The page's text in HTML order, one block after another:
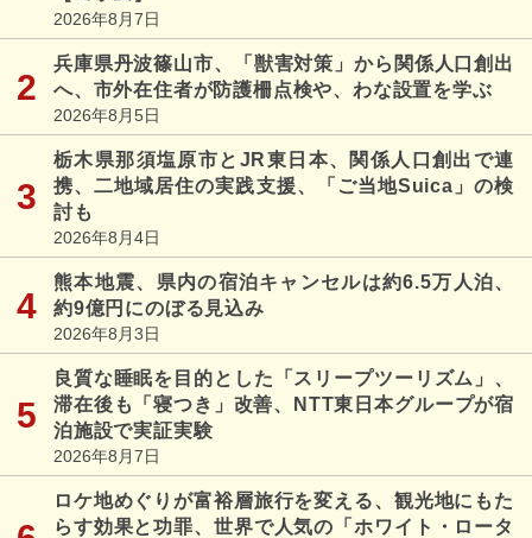
2026年8月7日
兵庫県丹波篠山市、「獣害対策」から関係人口創出
へ、市外在住者が防護柵点検や、わな設置を学ぶ
2026年8月5日
栃木県那須塩原市とJR東日本、関係人口創出で連
携、二地域居住の実践支援、「ご当地Suica」の検
討も
2026年8月4日
熊本地震、県内の宿泊キャンセルは約6.5万人泊、
約9億円にのぼる見込み
2026年8月3日
良質な睡眠を目的とした「スリープツーリズム」、
滞在後も「寝つき」改善、NTT東日本グループが宿
泊施設で実証実験
2026年8月7日
ロケ地めぐりが富裕層旅行を変える、観光地にもた
らす効果と功罪、世界で人気の「ホワイト・ロータ